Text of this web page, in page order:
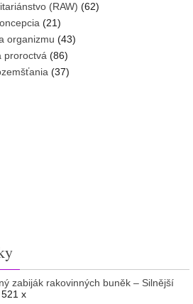
(RAW) (62)
(21)
organizmu (43)
proroctvá (86)
(37)
zabiják rakovinných buněk – Silnější
x